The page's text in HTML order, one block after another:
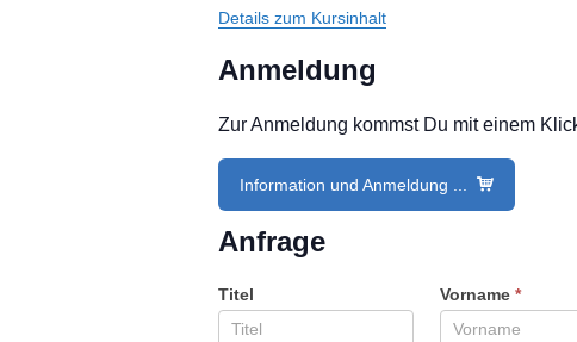
Details zum Kursinhalt
Anmeldung
Zur Anmeldung kommst Du mit einem
Information und Anmeldung ...
Anfrage
Titel Vorname *